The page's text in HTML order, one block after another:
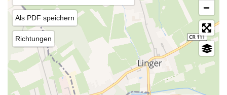
Als PDF speichern
Richtungen